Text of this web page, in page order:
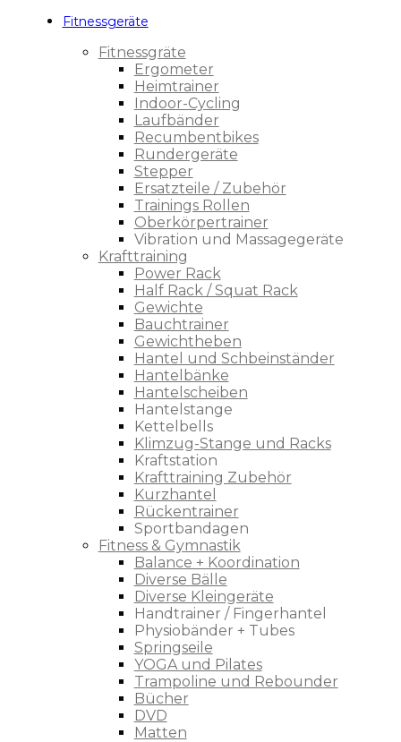
Fitnessgeräte
Fitnessgräte
Ergometer
Heimtrainer
Indoor-Cycling
Laufbänder
Recumbentbikes
Rundergeräte
Stepper
Ersatzteile / Zubehör
Trainings Rollen
Oberkörpertrainer
Vibration und Massagegeräte
Krafttraining
Power Rack
Half Rack / Squat Rack
Gewichte
Bauchtrainer
Gewichtheben
Hantel und Schbeinständer
Hantelbänke
Hantelscheiben
Hantelstange
Kettelbells
Klimzug-Stange und Racks
Kraftstation
Krafttraining Zubehör
Kurzhantel
Rückentrainer
Sportbandagen
Fitness & Gymnastik
Balance + Koordination
Diverse Bälle
Diverse Kleingeräte
Handtrainer / Fingerhantel
Physiobänder + Tubes
Springseile
YOGA und Pilates
Trampoline und Rebounder
Bücher
DVD
Matten